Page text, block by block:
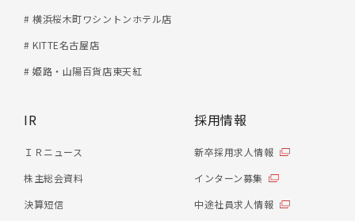
# 横浜桜木町ワシントンホテル店
# KITTE名古屋店
# 姫路・山陽百貨店東天紅
採用情報
新卒採用求人情報
インターン募集
中途社員求人情報
IR
ＩＲニュース
株主総会資料
決算短信